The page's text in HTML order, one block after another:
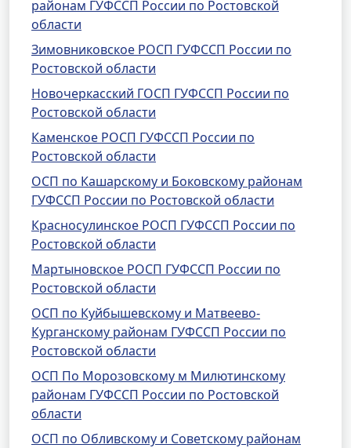
районам ГУФССП России по Ростовской
области
Зимовниковское РОСП ГУФССП России по
Ростовской области
Новочеркасский ГОСП ГУФССП России по
Ростовской области
Каменское РОСП ГУФССП России по
Ростовской области
ОСП по Кашарскому и Боковскому районам
ГУФССП России по Ростовской области
Красносулинское РОСП ГУФССП России по
Ростовской области
Мартыновское РОСП ГУФССП России по
Ростовской области
ОСП по Куйбышевскому и Матвеево-
Курганскому районам ГУФССП России по
Ростовской области
ОСП По Морозовскому м Милютинскому
районам ГУФССП России по Ростовской
области
ОСП по Обливскому и Советскому районам